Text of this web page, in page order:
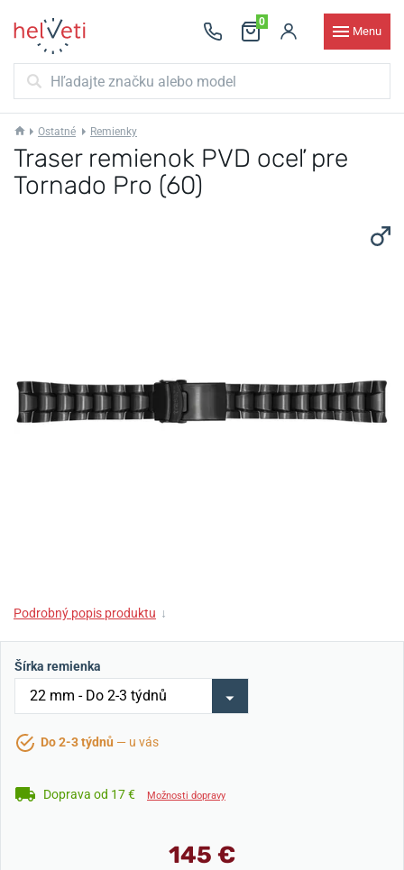
0
Menu
Ostatné Remienky
Traser remienok PVD oceľ pre
Tornado Pro (60)
Podrobný popis produktu ↓
Šírka remienka
Do 2-3 týdnů — u vás
Doprava od 17 € Možnosti dopravy
145 €